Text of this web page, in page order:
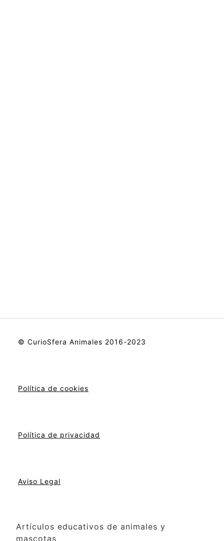
© CurioSfera Animales 2016-2023
Política de cookies
Política de privacidad
Aviso Legal
Artículos educativos de animales y
mascotas